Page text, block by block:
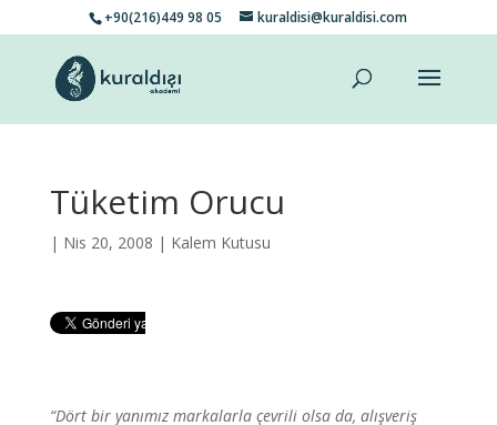
+90(216)449 98 05 kuraldisi@kuraldisi.com
Tüketim Orucu
| Nis 20, 2008 | Kalem Kutusu
“Dört bir yanımız markalarla çevrili olsa da, alışveriş